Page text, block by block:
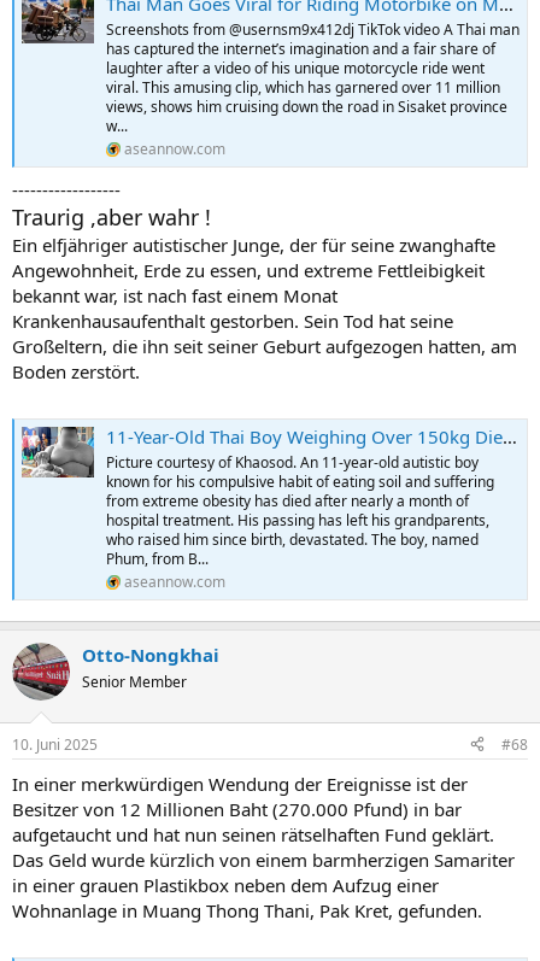
Screenshots from @usernsm9x412dj TikTok video A Thai man
has captured the internet’s imagination and a fair share of
laughter after a video of his unique motorcycle ride went
viral. This amusing clip, which has garnered over 11 million
views, shows him cruising down the road in Sisaket province
w...
aseannow.com
------------------
Traurig ,aber wahr !
Ein elfjähriger autistischer Junge, der für seine zwanghafte
Angewohnheit, Erde zu essen, und extreme Fettleibigkeit
bekannt war, ist nach fast einem Monat
Krankenhausaufenthalt gestorben. Sein Tod hat seine
Großeltern, die ihn seit seiner Geburt aufgezogen hatten, am
Boden zerstört.
11-Year-Old Thai Boy Weighing Over 150kg Dies After Month-Long Hospitalisation
Picture courtesy of Khaosod. An 11-year-old autistic boy
known for his compulsive habit of eating soil and suffering
from extreme obesity has died after nearly a month of
hospital treatment. His passing has left his grandparents,
who raised him since birth, devastated. The boy, named
Phum, from B...
aseannow.com
Otto-Nongkhai
Senior Member
10. Juni 2025 #68
In einer merkwürdigen Wendung der Ereignisse ist der
Besitzer von 12 Millionen Baht (270.000 Pfund) in bar
aufgetaucht und hat nun seinen rätselhaften Fund geklärt.
Das Geld wurde kürzlich von einem barmherzigen Samariter
in einer grauen Plastikbox neben dem Aufzug einer
Wohnanlage in Muang Thong Thani, Pak Kret, gefunden.